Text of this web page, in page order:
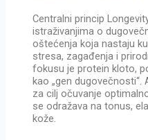
Centralni princip
istraživanjima o
oštećenja koja nastaju
stresa, zagađenja i
fokusu je protein kloto,
kao „gen
za cilj očuvanje
se odražava na tonus,
kože.